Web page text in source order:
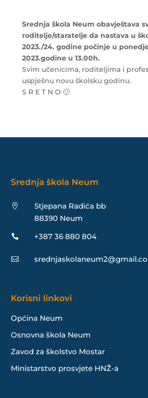
Srednja škola Neum obavještava
roditelje/staratelje da nastava u
2023./24. godine počinje u
2023.godine u 13.00h.
Svim učenicima, roditeljima i
uspješnu novu školsku godinu.
S R E T N O 🙂
Srednja škola Neum

Stjepana Radića bb
88390 Neum
 +387 36 880 804

Korisni linkovi
Općina Neum
Osnovna škola Neum
Zavod za školstvo Mostar
Ministarstvo prosvjete HNŽ-a